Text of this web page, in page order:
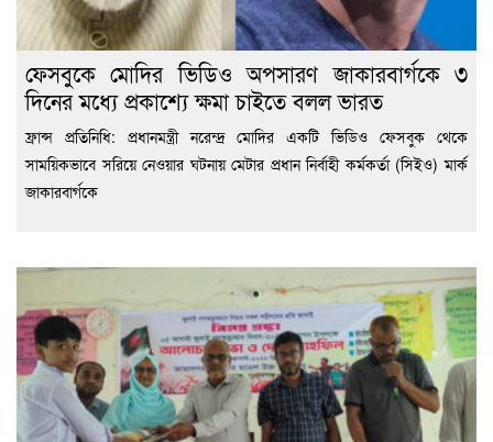
ফেসবুকে মোদির ভিডিও অপসারণ জাকারবার্গকে ৩
দিনের মধ্যে প্রকাশ্যে ক্ষমা চাইতে বলল ভারত
ফ্রান্স প্রতিনিধি: প্রধানমন্ত্রী নরেন্দ্র মোদির একটি ভিডিও ফেসবুক থেকে
সাময়িকভাবে সরিয়ে নেওয়ার ঘটনায় মেটার প্রধান নির্বাহী কর্মকর্তা (সিইও) মার্ক
জাকারবার্গকে